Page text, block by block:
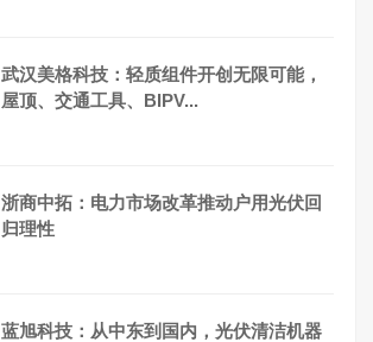
武汉美格科技：轻质组件开创无限可能，
屋顶、交通工具、BIPV...
浙商中拓：电力市场改革推动户用光伏回
归理性
蓝旭科技：从中东到国内，光伏清洁机器